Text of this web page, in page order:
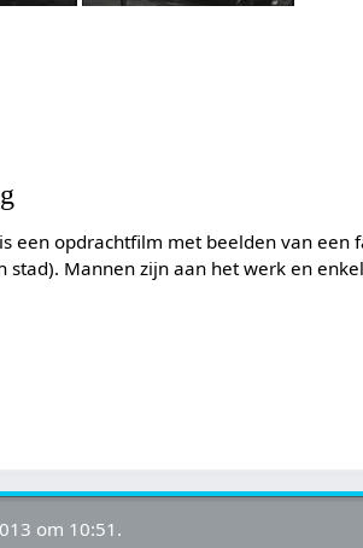
is een opdrachtfilm met beelden van een
stad). Mannen zijn aan het werk en
om 10:51.